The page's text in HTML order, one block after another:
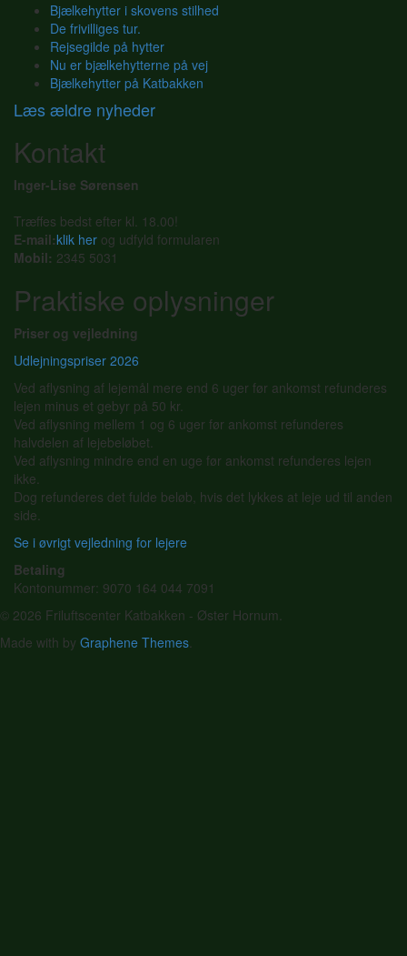
Bjælkehytter i skovens stilhed
De frivilliges tur.
Rejsegilde på hytter
Nu er bjælkehytterne på vej
Bjælkehytter på Katbakken
Læs ældre nyheder
Kontakt
Inger-Lise Sørensen
Træffes bedst efter kl. 18.00!
E-mail:klik her og udfyld formularen
Mobil: 2345 5031
Praktiske oplysninger
Priser og vejledning
Udlejningspriser 2026
Ved aflysning af lejemål mere end 6 uger før ankomst refunderes
lejen minus et gebyr på 50 kr.
Ved aflysning mellem 1 og 6 uger før ankomst refunderes
halvdelen af lejebeløbet.
Ved aflysning mindre end en uge før ankomst refunderes lejen
ikke.
Dog refunderes det fulde beløb, hvis det lykkes at leje ud til anden
side.
Se i øvrigt vejledning for lejere
Betaling
Kontonummer: 9070 164 044 7091
© 2026 Friluftscenter Katbakken - Øster Hornum.
Made with by Graphene Themes.